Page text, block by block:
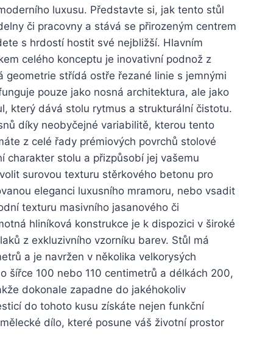
luxusu. Představte si, jak tento stůl
či pracovny a stává se přirozeným centrem
s hrdostí hostit své nejbližší. Hlavním
celého konceptu je inovativní podnož z
geometrie střídá ostře řezané linie s jemnými
pouze jako nosná architektura, ale jako
který dává stolu rytmus a strukturální čistotu.
díky neobyčejné variabilitě, kterou tento
z celé řady prémiových povrchů stolové
charakter stolu a přizpůsobí jej vašemu
surovou texturu stěrkového betonu pro
eleganci luxusního mramoru, nebo vsadit
texturu masivního jasanového či
hliníková konstrukce je k dispozici v široké
z exkluzivního vzorníku barev. Stůl má
a je navržen v několika velkorysých
šířce 100 nebo 110 centimetrů a délkách 200,
dokonale zapadne do jakéhokoliv
do tohoto kusu získáte nejen funkční
dílo, které posune váš životní prostor